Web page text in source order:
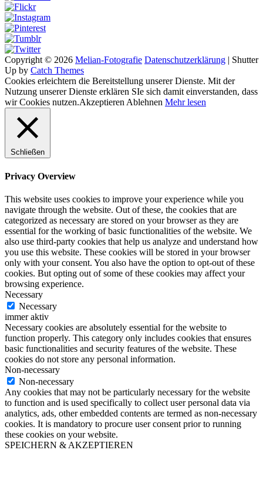
Copyright © 2026 Melian-Fotografie Datenschutzerklärung | Shutter
Up by Catch Themes
Cookies erleichtern die Bereitstellung unserer Dienste. Mit der
Nutzung unserer Dienste erklären SIe sich damit einverstanden, dass
wir Cookies nutzen.Akzeptieren Ablehnen Mehr lesen
Schließen
Privacy Overview
This website uses cookies to improve your experience while you
navigate through the website. Out of these, the cookies that are
categorized as necessary are stored on your browser as they are
essential for the working of basic functionalities of the website. We
also use third-party cookies that help us analyze and understand how
you use this website. These cookies will be stored in your browser
only with your consent. You also have the option to opt-out of these
cookies. But opting out of some of these cookies may affect your
browsing experience.
Necessary
Necessary
immer aktiv
Necessary cookies are absolutely essential for the website to
function properly. This category only includes cookies that ensures
basic functionalities and security features of the website. These
cookies do not store any personal information.
Non-necessary
Non-necessary
Any cookies that may not be particularly necessary for the website
to function and is used specifically to collect user personal data via
analytics, ads, other embedded contents are termed as non-necessary
cookies. It is mandatory to procure user consent prior to running
these cookies on your website.
SPEICHERN & AKZEPTIEREN